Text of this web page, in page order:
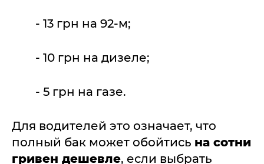
- 13 грн на 92-м;
- 10 грн на дизеле;
- 5 грн на газе.
Для водителей это означает, что
полный бак может обойтись на сотни
гривен дешевле, если выбрать